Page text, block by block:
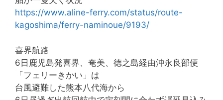
https://www.aline-ferry.com/status/route-
kagoshima/ferry-naminoue/9193/
喜界航路
6日鹿児島発喜界、奄美、徳之島経由沖永良部便
「フェリーきかい」は
台風避難した熊本八代海から